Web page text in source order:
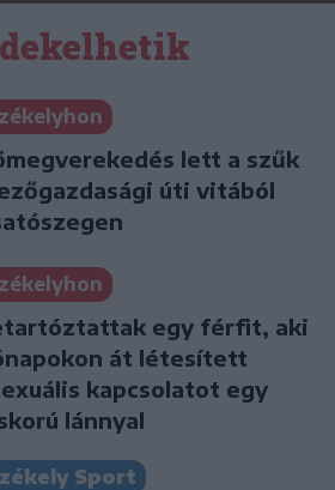
lett a szűk
úti vitából
egy férfit, aki
át létesített
kapcsolatot egy
lánnyal
Sport